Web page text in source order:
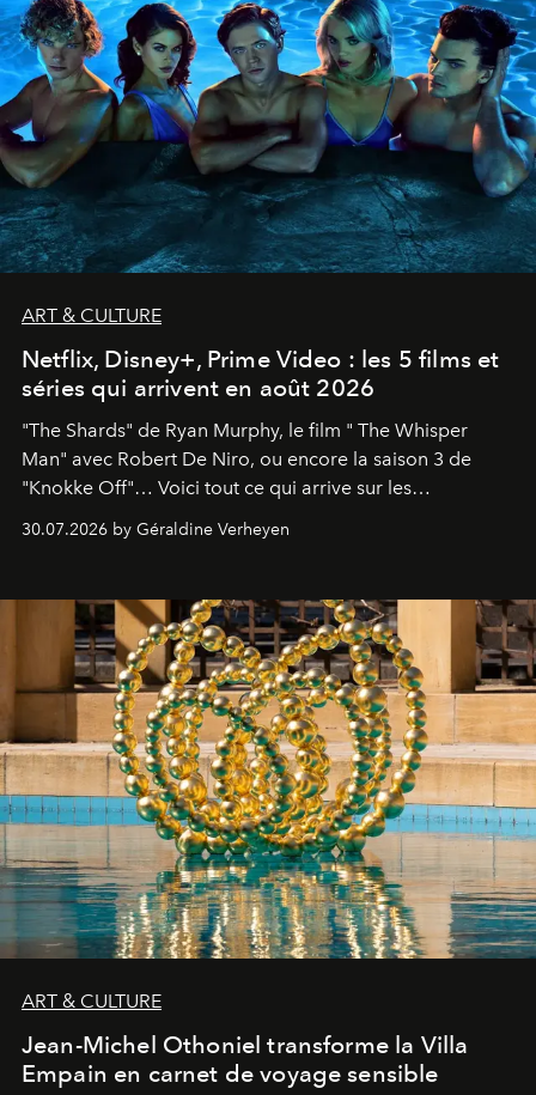
ART & CULTURE
Netflix, Disney+, Prime Video : les 5 films et
séries qui arrivent en août 2026
"The Shards" de Ryan Murphy, le film " The Whisper
Man" avec Robert De Niro, ou encore la saison 3 de
"Knokke Off"… Voici tout ce qui arrive sur les
30.07.2026 by Géraldine Verheyen
ART & CULTURE
Jean-Michel Othoniel transforme la Villa
Empain en carnet de voyage sensible